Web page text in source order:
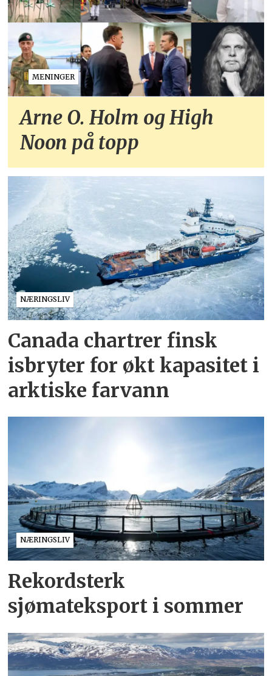
MENINGER
Arne O. Holm og High
Noon på topp
NÆRINGSLIV
Canada chartrer finsk
isbryter for økt kapasitet i
arktiske farvann
NÆRINGSLIV
Rekordsterk
sjømateksport i sommer